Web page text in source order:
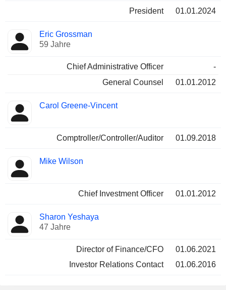
President 01.01.2024
Eric Grossman
59 Jahre
Chief Administrative Officer
-
General Counsel
01.01.2012
Carol Greene-Vincent
Comptroller/Controller/Auditor 01.09.2018
Mike Wilson
Chief Investment Officer 01.01.2012
Sharon Yeshaya
47 Jahre
Director of Finance/CFO
01.06.2021
Investor Relations Contact
01.06.2016